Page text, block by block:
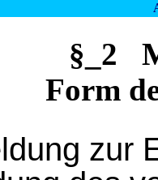
§_2
Form
zur